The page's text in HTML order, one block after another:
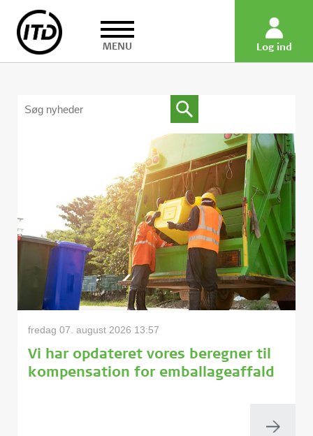
MENU Log ind
fredag 07. august 2026 13:57
Vi har opdateret vores beregner til
kompensation for emballageaffald